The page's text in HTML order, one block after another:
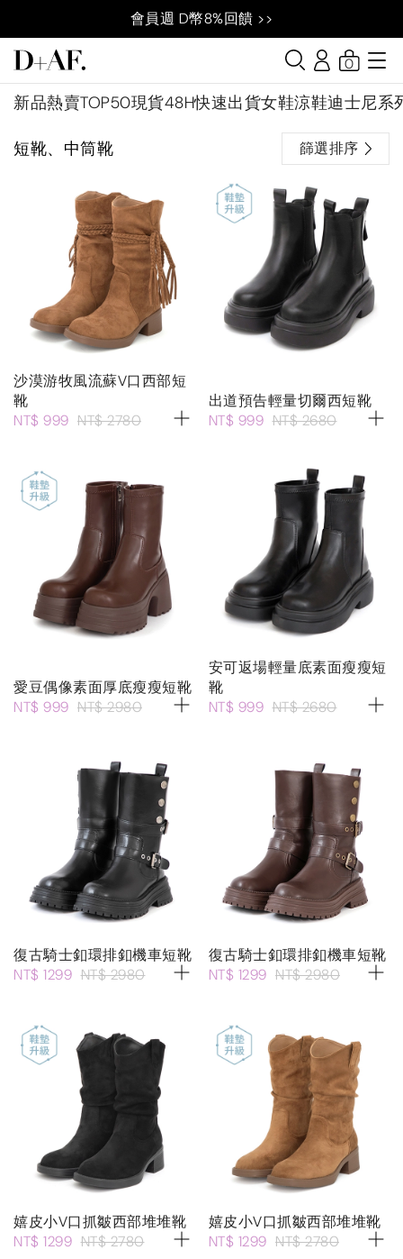
會員週 D幣8%回饋 >>
新品熱賣TOP50現貨48H快速出貨女鞋涼鞋迪士尼系
0
短靴、中筒靴 篩選排序
沙漠游牧風流蘇V口西部短
靴
NT$ 999 NT$ 2780
出道預告輕量切爾西短靴
NT$ 999 NT$ 2680
愛豆偶像素面厚底瘦瘦短靴
NT$ 999 NT$ 2980
安可返場輕量底素面瘦瘦短
靴
NT$ 999 NT$ 2680
復古騎士釦環排釦機車短靴
NT$ 1299 NT$ 2980
復古騎士釦環排釦機車短靴
NT$ 1299 NT$ 2980
嬉皮小V口抓皺西部堆堆靴
NT$ 1299 NT$ 2780
嬉皮小V口抓皺西部堆堆靴
NT$ 1299 NT$ 2780